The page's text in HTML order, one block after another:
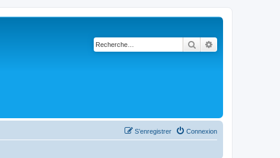
Rechercher
Connexion
S’enregistrer